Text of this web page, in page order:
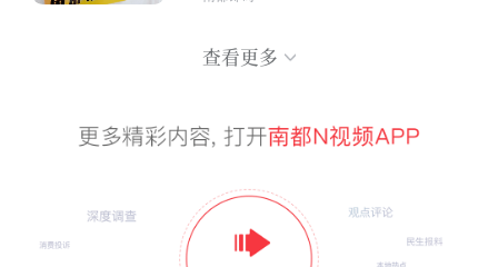
查看更多